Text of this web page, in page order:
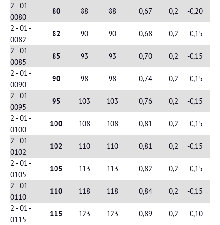
2 - 01 -
0080
80 88 88 0,67 0,2
-0,20
2 - 01 -
0082
82 90 90 0,68 0,2
-0,15
2 - 01 -
0085
85 93 93 0,70 0,2
-0,15
2 - 01 -
0090
90 98 98 0,74 0,2
-0,15
2 - 01 -
0095
95 103 103 0,76 0,2
-0,15
2 - 01 -
0100
100 108 108 0,81 0,2
-0,15
2 - 01 -
0102
102 110 110 0,81 0,2
-0,15
2 - 01 -
0105
105 113 113 0,82 0,2
-0,15
2 - 01 -
0110
110 118 118 0,84 0,2
-0,15
2 - 01 -
0115
115 123 123 0,89 0,2
-0,10